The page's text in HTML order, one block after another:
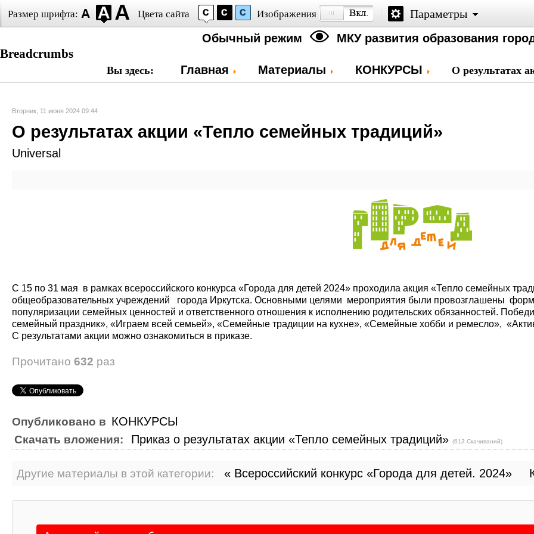
Размер шрифта: Цвета сайта Изображения
Параметры
Обычный режим
МКУ развития образования
Breadcrumbs
Вы здесь: Главная Материалы КОНКУРСЫ О результатах
Вторник, 11 июня 2024 09:44
О результатах акции «Тепло семейных традиций»
Universal
С 15 по 31 мая в рамках всероссийского конкурса «Города для детей 2024» проходила акция «Тепло семейных
общеобразовательных учреждений города Иркутска. Основными целями мероприятия были провозглашены
популяризации семейных ценностей и ответственного отношения к исполнению родительских обязанностей.
семейный праздник», «Играем всей семьей», «Семейные традиции на кухне», «Семейные хобби и ремесло»,
С результатами акции можно ознакомиться в приказе.
Прочитано 632 раз
Опубликовано в КОНКУРСЫ
Скачать вложения: Приказ о результатах акции «Тепло семейных традиций» (613 Скачиваний)
Другие материалы в этой категории: « Всероссийский конкурс «Города для детей. 2024»